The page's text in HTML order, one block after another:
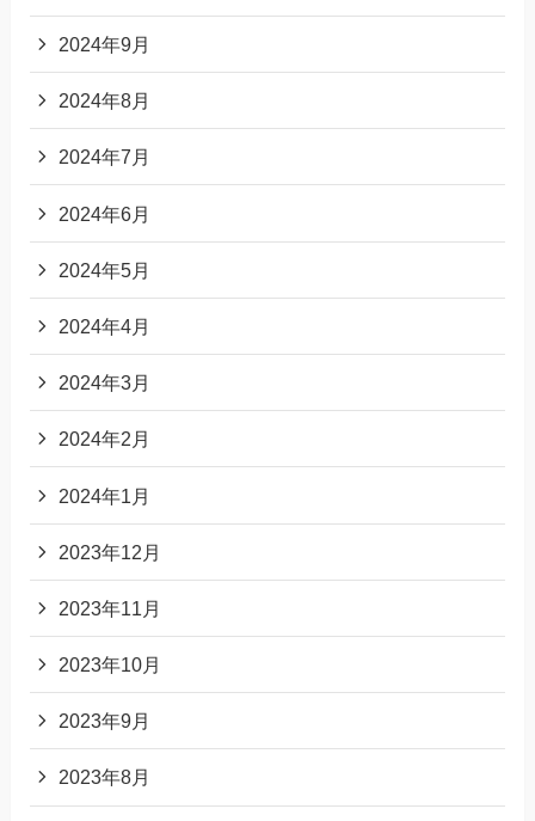
2024年9月
2024年8月
2024年7月
2024年6月
2024年5月
2024年4月
2024年3月
2024年2月
2024年1月
2023年12月
2023年11月
2023年10月
2023年9月
2023年8月